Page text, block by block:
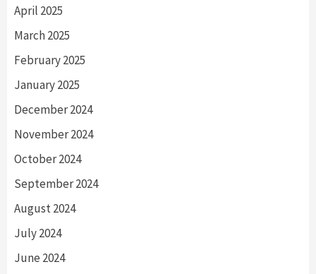
April 2025
March 2025
February 2025
January 2025
December 2024
November 2024
October 2024
September 2024
August 2024
July 2024
June 2024